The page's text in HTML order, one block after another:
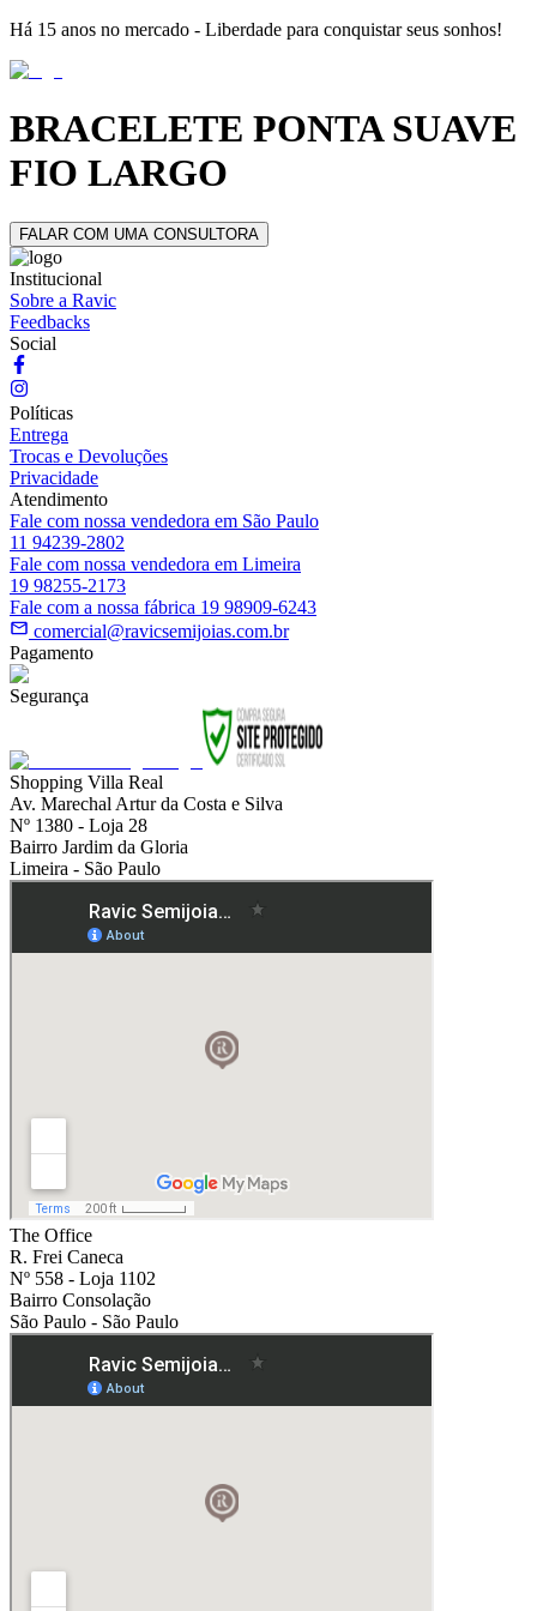
Há 15 anos no mercado - Liberdade para conquistar seus sonhos!
BRACELETE PONTA SUAVE
FIO LARGO
FALAR COM UMA CONSULTORA
Institucional
Sobre a Ravic
Feedbacks
Social
Políticas
Entrega
Trocas e Devoluções
Privacidade
Atendimento
Fale com nossa vendedora em São Paulo
11 94239-2802
Fale com nossa vendedora em Limeira
19 98255-2173
Fale com a nossa fábrica 19 98909-6243
comercial@ravicsemijoias.com.br
Pagamento
Segurança
Shopping Villa Real
Av. Marechal Artur da Costa e Silva
Nº 1380 - Loja 28
Bairro Jardim da Gloria
Limeira - São Paulo
The Office
R. Frei Caneca
Nº 558 - Loja 1102
Bairro Consolação
São Paulo - São Paulo